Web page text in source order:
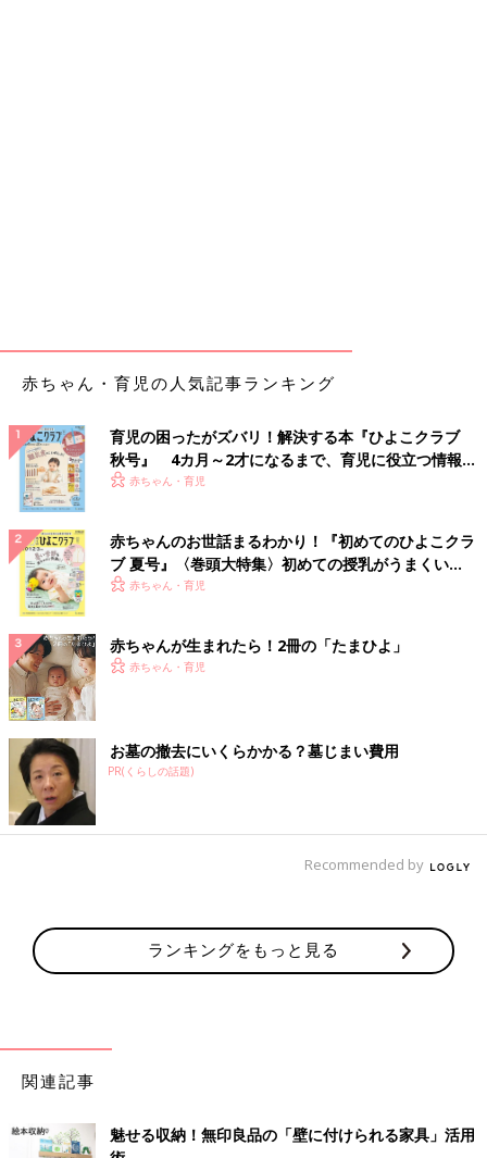
赤ちゃん・育児の人気記事ランキング
育児の困ったがズバリ！解決する本『ひよこクラブ
秋号』 4カ月～2才になるまで、育児に役立つ情報が
いっぱい！
赤ちゃん・育児
赤ちゃんのお世話まるわかり！『初めてのひよこクラ
ブ 夏号』〈巻頭大特集〉初めての授乳がうまくい
く！ おっぱい・ミルクの基本と夏のトラブル 解決テ
赤ちゃん・育児
赤ちゃんが生まれたら！2冊の「たまひよ」
赤ちゃん・育児
お墓の撤去にいくらかかる？墓じまい費用
PR(くらしの話題)
Recommended by
ランキングをもっと見る
関連記事
魅せる収納！無印良品の「壁に付けられる家具」活用